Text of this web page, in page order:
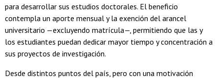
para desarrollar sus estudios doctorales. El beneficio
contempla un aporte mensual y la exención del arancel
universitario —excluyendo matrícula—, permitiendo que las y
los estudiantes puedan dedicar mayor tiempo y concentración a
sus proyectos de investigación.
Desde distintos puntos del país, pero con una motivación